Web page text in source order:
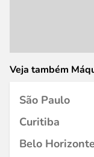
Veja também
São Paulo
Curitiba
Belo Horizonte